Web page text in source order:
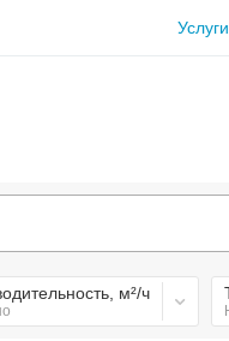
Услуги
м²/ч